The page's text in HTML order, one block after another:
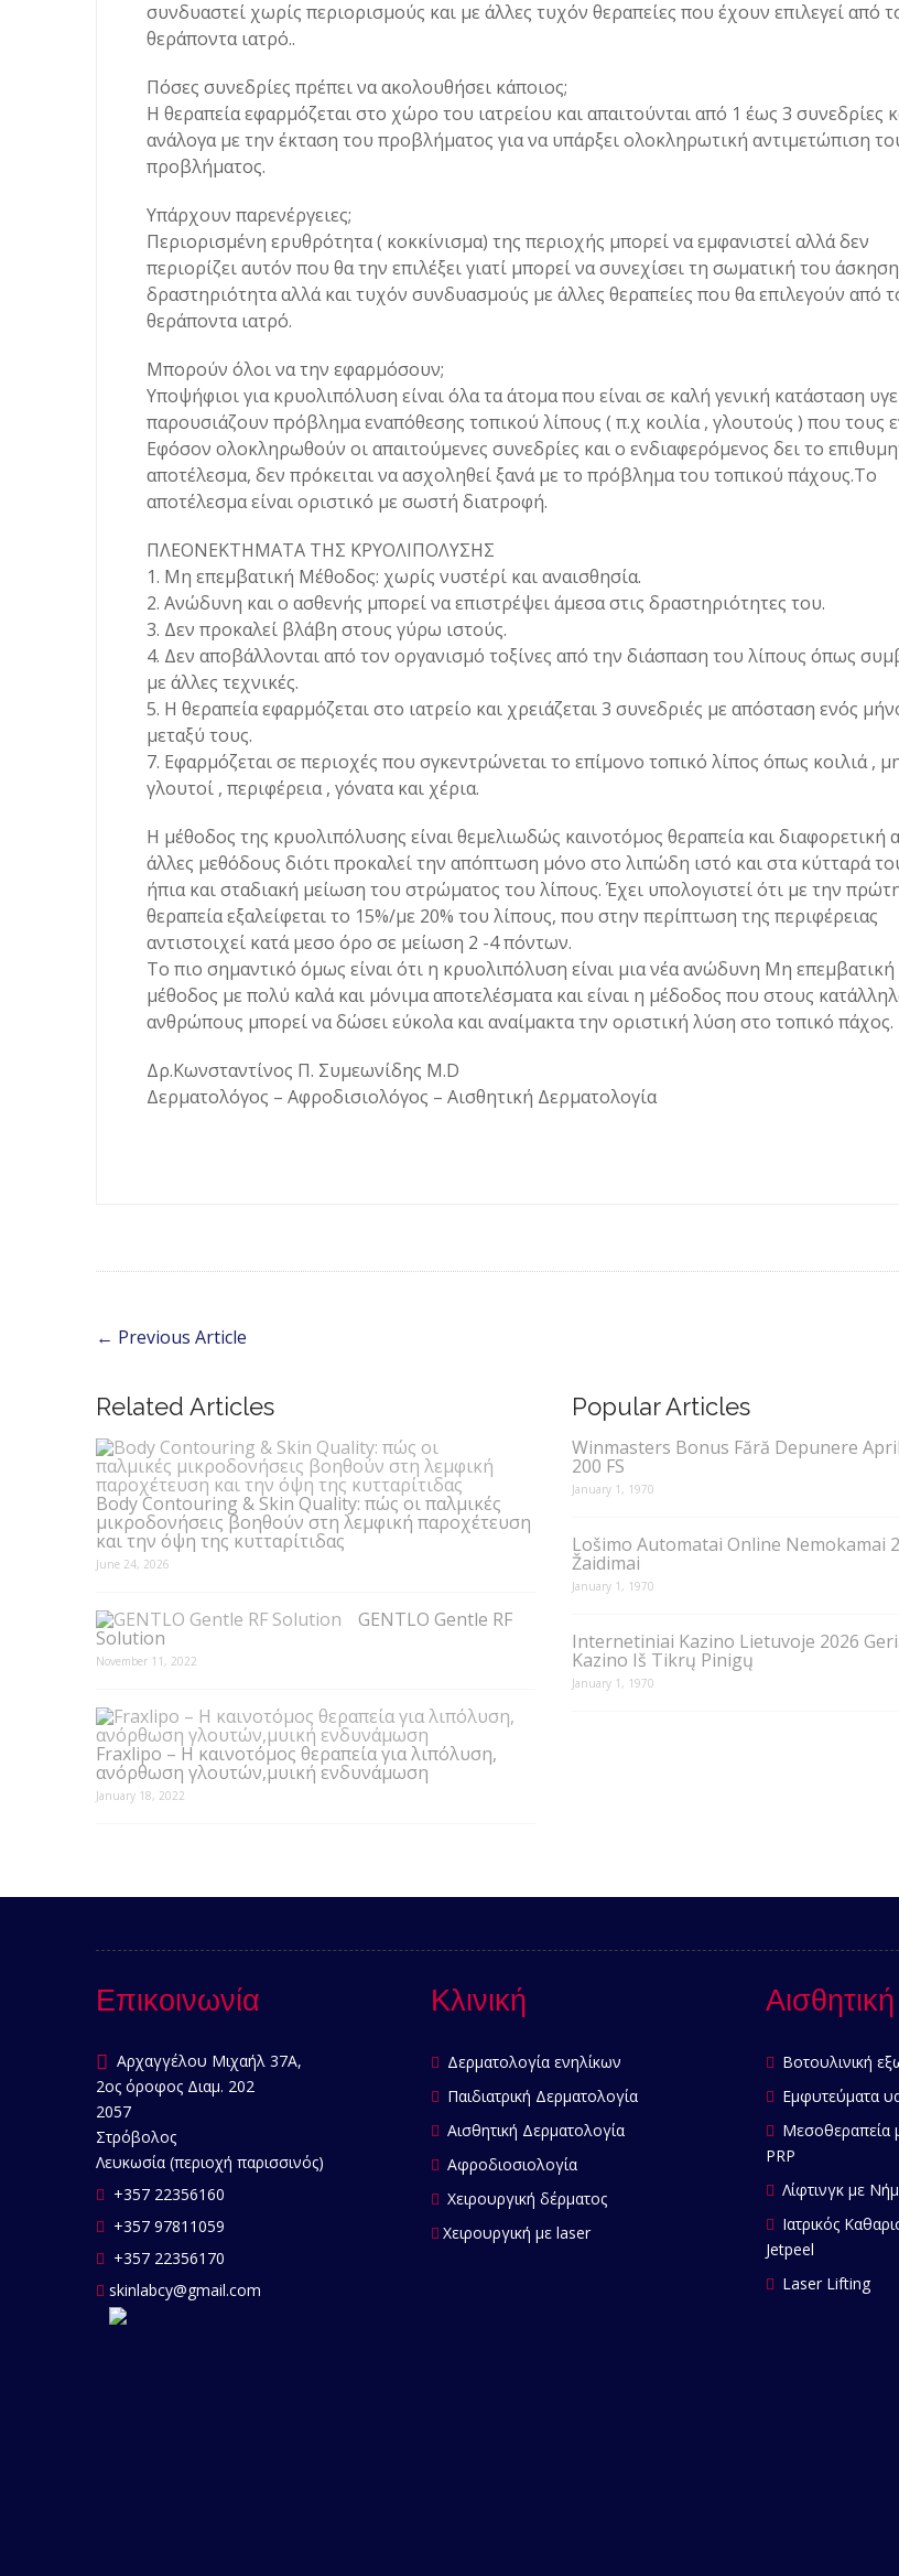
συνδυαστεί χωρίς περιορισμούς και με άλλες τυχόν θεραπείες που έχουν επιλεγεί από
θεράποντα ιατρό..
Πόσες συνεδρίες πρέπει να ακολουθήσει κάποιος;
Η θεραπεία εφαρμόζεται στο χώρο του ιατρείου και απαιτούνται από 1 έως 3 συνεδρίες
ανάλογα με την έκταση του προβλήματος για να υπάρξει ολοκληρωτική αντιμετώπιση
προβλήματος.
Υπάρχουν παρενέργειες;
Περιορισμένη ερυθρότητα ( κοκκίνισμα) της περιοχής μπορεί να εμφανιστεί αλλά δεν
περιορίζει αυτόν που θα την επιλέξει γιατί μπορεί να συνεχίσει τη σωματική του
δραστηριότητα αλλά και τυχόν συνδυασμούς με άλλες θεραπείες που θα επιλεγούν από
θεράποντα ιατρό.
Μπορούν όλοι να την εφαρμόσουν;
Υποψήφιοι για κρυολιπόλυση είναι όλα τα άτομα που είναι σε καλή γενική κατάσταση
παρουσιάζουν πρόβλημα εναπόθεσης τοπικού λίπους ( π.χ κοιλία , γλουτούς ) που τους
Εφόσον ολοκληρωθούν οι απαιτούμενες συνεδρίες και ο ενδιαφερόμενος δει το
αποτέλεσμα, δεν πρόκειται να ασχοληθεί ξανά με το πρόβλημα του τοπικού πάχους.Το
αποτέλεσμα είναι οριστικό με σωστή διατροφή.
ΠΛΕΟΝΕΚΤΗΜΑΤΑ ΤΗΣ ΚΡΥΟΛΙΠΟΛΥΣΗΣ
1. Μη επεμβατική Μέθοδος: χωρίς νυστέρί και αναισθησία.
2. Ανώδυνη και ο ασθενής μπορεί να επιστρέψει άμεσα στις δραστηριότητες του.
3. Δεν προκαλεί βλάβη στους γύρω ιστούς.
4. Δεν αποβάλλονται από τον οργανισμό τοξίνες από την διάσπαση του λίπους όπως
με άλλες τεχνικές.
5. Η θεραπεία εφαρμόζεται στο ιατρείο και χρειάζεται 3 συνεδριές με απόσταση ενός
μεταξύ τους.
7. Εφαρμόζεται σε περιοχές που σγκεντρώνεται το επίμονο τοπικό λίπος όπως κοιλιά ,
γλουτοί , περιφέρεια , γόνατα και χέρια.
Η μέθοδος της κρυολιπόλυσης είναι θεμελιωδώς καινοτόμος θεραπεία και διαφορετική
άλλες μεθόδους διότι προκαλεί την απόπτωση μόνο στο λιπώδη ιστό και στα κύτταρά
ήπια και σταδιακή μείωση του στρώματος του λίπους. Έχει υπολογιστεί ότι με την
θεραπεία εξαλείφεται το 15%/με 20% του λίπους, που στην περίπτωση της περιφέρειας
αντιστοιχεί κατά μεσο όρο σε μείωση 2 -4 πόντων.
Το πιο σημαντικό όμως είναι ότι η κρυολιπόλυση είναι μια νέα ανώδυνη Μη επεμβατική
μέθοδος με πολύ καλά και μόνιμα αποτελέσματα και είναι η μέδοδος που στους
ανθρώπους μπορεί να δώσει εύκολα και αναίμακτα την οριστική λύση στο τοπικό πάχος.
Δρ.Κωνσταντίνος Π. Συμεωνίδης Μ.D
Δερματολόγος – Αφροδισιολόγος – Aισθητική Δερματολογία
← Previous Article
Related Articles
Body Contouring & Skin Quality: πώς οι παλμικές
μικροδονήσεις βοηθούν στη λεμφική παροχέτευση
και την όψη της κυτταρίτιδας
June 24, 2026
GENTLO Gentle RF
Solution
November 11, 2022
Fraxlipo – Η καινοτόμος θεραπεία για λιπόλυση,
ανόρθωση γλουτών,μυική ενδυνάμωση
January 18, 2022
Popular Articles
Winmasters Bonus Fără Depunere
200 FS
January 1, 1970
Lošimo Automatai Online Nemokamai
Žaidimai
January 1, 1970
Internetiniai Kazino Lietuvoje 2026
Kazino Iš Tikrų Pinigų
January 1, 1970
Επικοινωνία
Αρχαγγέλου Μιχαήλ 37Α,
2ος όροφος Διαμ. 202
2057
Στρόβολος
Λευκωσία (περιοχή παρισσινός)
+357 22356160
+357 97811059
+357 22356170
skinlabcy@gmail.com
Κλινική
Δερματολογία ενηλίκων
Παιδιατρική Δερματολογία
Αισθητική Δερματολογία
Αφροδιοσιολογία
Χειρουργική δέρματος
Χειρουργική με laser
Αισθητική
Βοτουλινική
Εμφυτεύματα
Μεσοθεραπεία
PRP
Λίφτινγκ με
Ιατρικός
Jetpeel
Laser Lifting